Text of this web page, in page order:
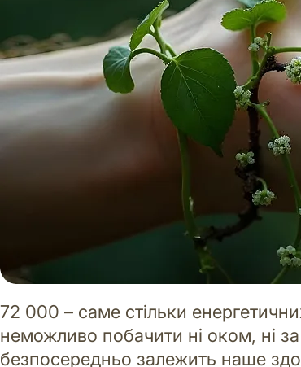
72 000 – саме стільки
неможливо побачити ні оком, ні
безпосередньо залежить наше